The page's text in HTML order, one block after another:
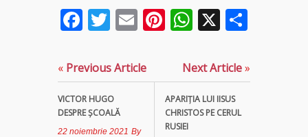
Cea mai
de magie
albă și
Vanessa
Facebook
Twitter
EmailPinterest
WhatsApp
X
« Previous Article
VICTOR HUGO
DESPRE ŞCOALĂ
22 noiembrie 2021 By
Next Article»
APARIŢIA LUI IISUS
CHRISTOS PE CERUL
RUSIEI